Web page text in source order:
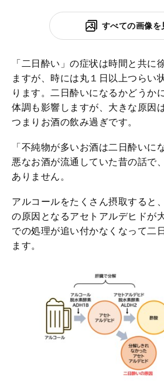
すべての画像を
「二日酔い」の症状は時間と共に
ますが、時には丸１日以上つらい
ります。二日酔いになるかどうか
体調も影響しますが、大きな原因
つまりお酒の飲み過ぎです。
「不純物が多いお酒は二日酔いに
悪なお酒が流通していた昔の話で
ありません。
アルコールをたくさん摂取すると
の原因となるアセトアルデヒドが
での処理が追い付かなくなって二
ます。